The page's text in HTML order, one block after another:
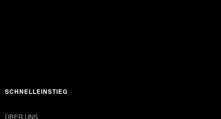
SCHNELLEINSTIEG
ÜBER UNS